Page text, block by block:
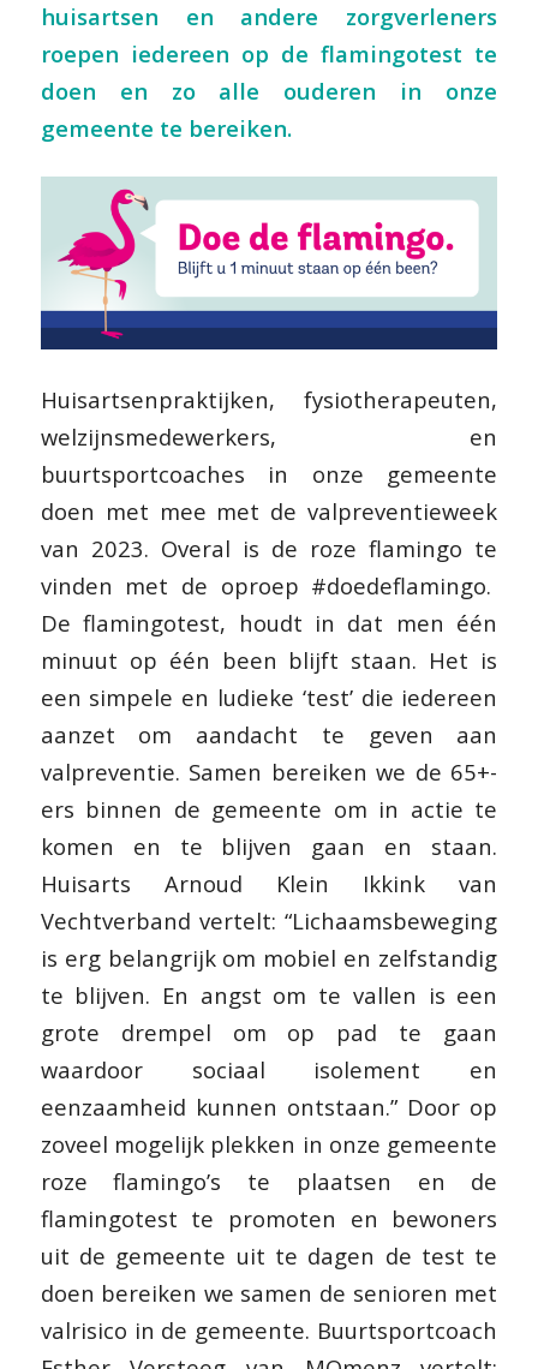
huisartsen en andere zorgverleners
roepen iedereen op de flamingotest te
doen en zo alle ouderen in onze
gemeente te bereiken.
Huisartsenpraktijken, fysiotherapeuten,
welzijnsmedewerkers, en
buurtsportcoaches in onze gemeente
doen met mee met de valpreventieweek
van 2023. Overal is de roze flamingo te
vinden met de oproep #doedeflamingo.
De flamingotest, houdt in dat men één
minuut op één been blijft staan. Het is
een simpele en ludieke ‘test’ die iedereen
aanzet om aandacht te geven aan
valpreventie. Samen bereiken we de 65+-
ers binnen de gemeente om in actie te
komen en te blijven gaan en staan.
Huisarts Arnoud Klein Ikkink van
Vechtverband vertelt: “Lichaamsbeweging
is erg belangrijk om mobiel en zelfstandig
te blijven. En angst om te vallen is een
grote drempel om op pad te gaan
waardoor sociaal isolement en
eenzaamheid kunnen ontstaan.” Door op
zoveel mogelijk plekken in onze gemeente
roze flamingo’s te plaatsen en de
flamingotest te promoten en bewoners
uit de gemeente uit te dagen de test te
doen bereiken we samen de senioren met
valrisico in de gemeente. Buurtsportcoach